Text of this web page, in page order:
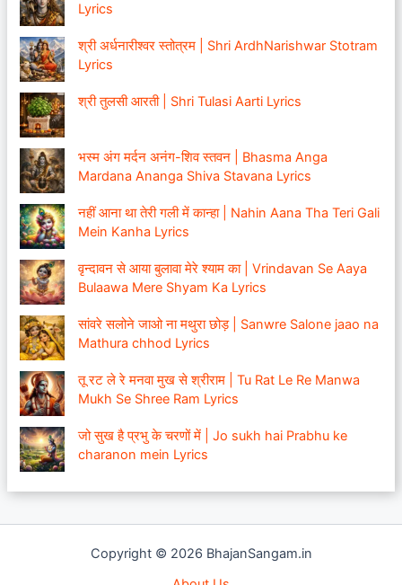
Lyrics
श्री अर्धनारीश्वर स्तोत्रम | Shri ArdhNarishwar Stotram
Lyrics
श्री तुलसी आरती | Shri Tulasi Aarti Lyrics
भस्म अंग मर्दन अनंग-शिव स्तवन | Bhasma Anga
Mardana Ananga Shiva Stavana Lyrics
नहीं आना था तेरी गली में कान्हा | Nahin Aana Tha Teri Gali
Mein Kanha Lyrics
वृन्दावन से आया बुलावा मेरे श्याम का | Vrindavan Se Aaya
Bulaawa Mere Shyam Ka Lyrics
सांवरे सलोने जाओ ना मथुरा छोड़ | Sanwre Salone jaao na
Mathura chhod Lyrics
तू रट ले रे मनवा मुख से श्रीराम | Tu Rat Le Re Manwa
Mukh Se Shree Ram Lyrics
जो सुख है प्रभु के चरणों में | Jo sukh hai Prabhu ke
charanon mein Lyrics
Copyright © 2026 BhajanSangam.in